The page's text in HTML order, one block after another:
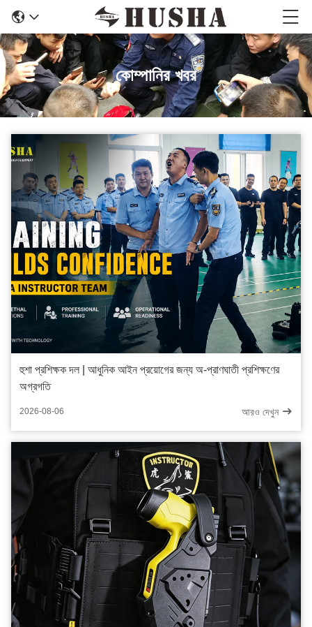
কোম্পানির খবর
হুশা প্রশিক্ষক দল | আধুনিক আইন প্রয়োগের জন্য অ-প্রাণঘাতী প্রশিক্ষণের
অগ্রগতি
2026-08-06 আরও দেখুন